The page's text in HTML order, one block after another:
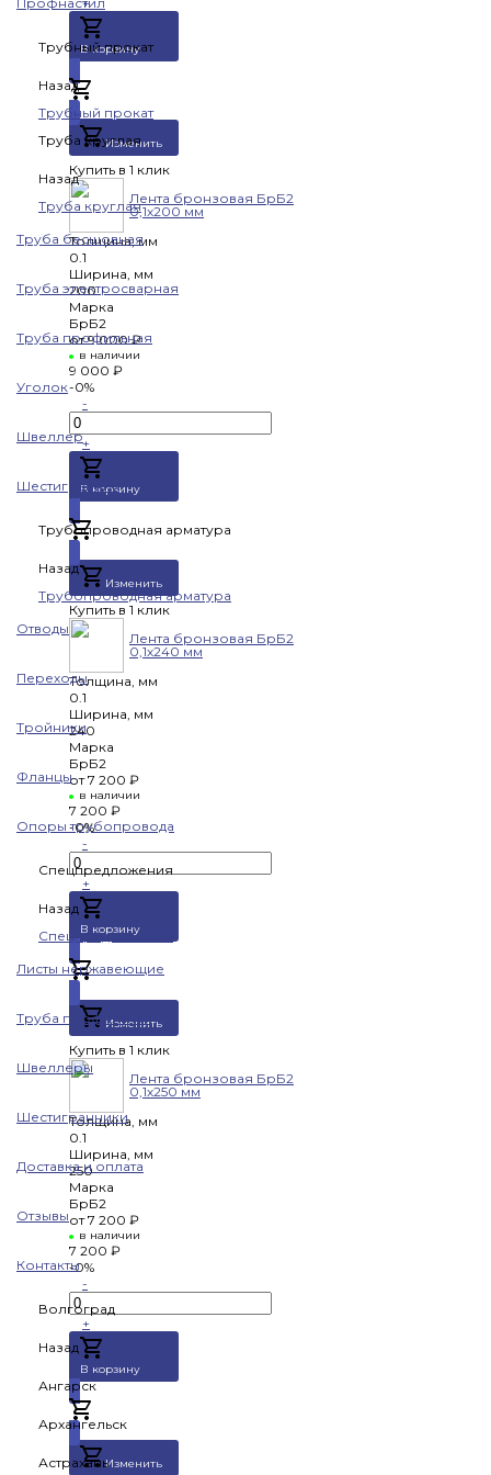
Трубный прокат
Назад
Трубный прокат
Труба круглая
Назад
Труба круглая
Труба бесшовная
Труба электросварная
Труба профильная
Уголок
Швеллер
Шестигранник
Трубопроводная арматура
Назад
Трубопроводная арматура
Отводы
Переходы
Тройники
Фланцы
Опоры трубопровода
Спецпредложения
Назад
Спецпредложения
Листы нержавеющие
Труба профильная
Швеллеры
Шестигранники
Доставка и оплата
Отзывы
Контакты
Волгоград
Назад
Ангарск
Архангельск
Астрахань
В корзину
Изменить
Купить в 1 клик
Лента бронзовая БрБ2
0,1х200 мм
Толщина, мм
0.1
Ширина, мм
200
Марка
БрБ2
от 9 000 ₽
в наличии
9 000 ₽
-0%
-
+
В корзину
Добавлено
Изменить
Купить в 1 клик
Лента бронзовая БрБ2
0,1х240 мм
Толщина, мм
0.1
Ширина, мм
240
Марка
БрБ2
от 7 200 ₽
в наличии
7 200 ₽
-0%
-
+
В корзину
Добавлено
Изменить
Купить в 1 клик
Лента бронзовая БрБ2
0,1х250 мм
Толщина, мм
0.1
Ширина, мм
250
Марка
БрБ2
от 7 200 ₽
в наличии
7 200 ₽
-0%
-
+
В корзину
Изменить